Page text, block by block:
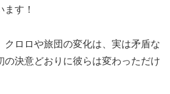
す！
ロロや旅団の変化は、実は矛盾な
の決意どおりに彼らは変わっただけ